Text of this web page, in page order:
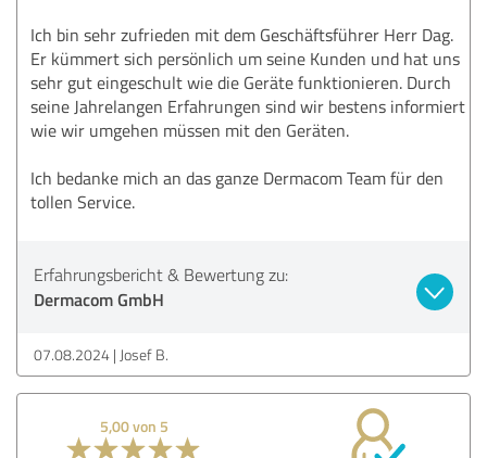
Ich bin sehr zufrieden mit dem Geschäftsführer Herr Dag.
Er kümmert sich persönlich um seine Kunden und hat uns
sehr gut eingeschult wie die Geräte funktionieren. Durch
seine Jahrelangen Erfahrungen sind wir bestens informiert
wie wir umgehen müssen mit den Geräten.
Ich bedanke mich an das ganze Dermacom Team für den
tollen Service.
Erfahrungsbericht & Bewertung zu:
Dermacom GmbH
07.08.2024 Josef B.
5,00 von 5